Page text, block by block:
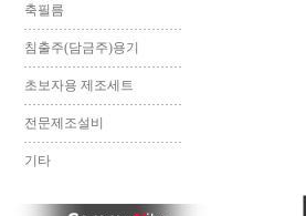
축필름
침출주(담금주)용기
초보자용 제조세트
전문제조설비
기타